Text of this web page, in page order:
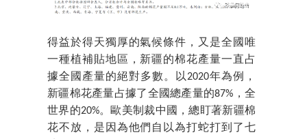
得益於得天獨厚的氣候條件，又是全國唯
一種植補貼地區，新疆的棉花產量一直占
據全國產量的絕對多數。以2020年為例，
新疆棉花產量占據了全國總產量的87%，全
世界的20%。歐美制裁中國，總盯著新疆棉
花不放，是因為他們自以為打蛇打到了七